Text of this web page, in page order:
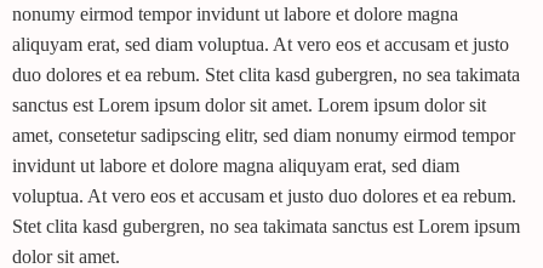
nonumy eirmod tempor invidunt ut labore et dolore magna
aliquyam erat, sed diam voluptua. At vero eos et accusam et justo
duo dolores et ea rebum. Stet clita kasd gubergren, no sea takimata
sanctus est Lorem ipsum dolor sit amet. Lorem ipsum dolor sit
amet, consetetur sadipscing elitr, sed diam nonumy eirmod tempor
invidunt ut labore et dolore magna aliquyam erat, sed diam
voluptua. At vero eos et accusam et justo duo dolores et ea rebum.
Stet clita kasd gubergren, no sea takimata sanctus est Lorem ipsum
dolor sit amet.